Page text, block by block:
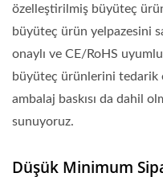
özelleştirilmiş büyüteç
büyüteç ürün yelpazesini
onaylı ve CE/RoHS
büyüteç ürünlerini tedarik
ambalaj baskısı da dahil
sunuyoruz.
Düşük Minimum